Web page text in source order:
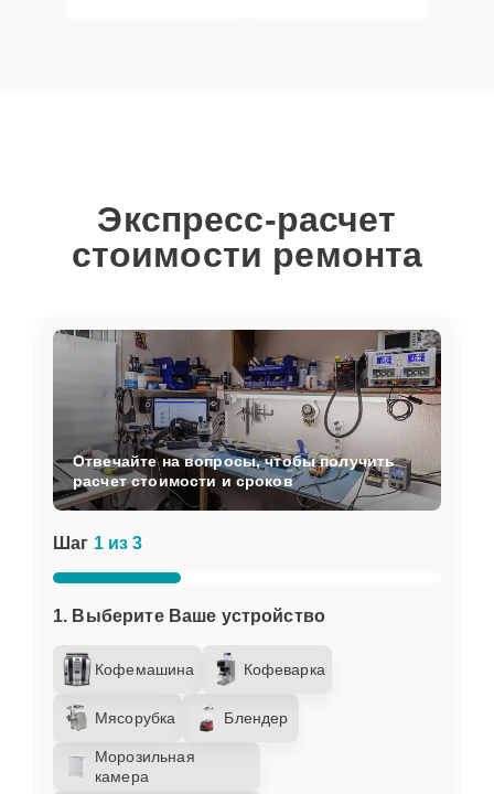
Экспресс-расчет
стоимости ремонта
Шаг 1 из 3
1. Выберите Ваше устройство
Кофемашина Кофеварка
Мясорубка Блендер
Морозильная
камера
Отвечайте на вопросы, чтобы получить
расчет стоимости и сроков